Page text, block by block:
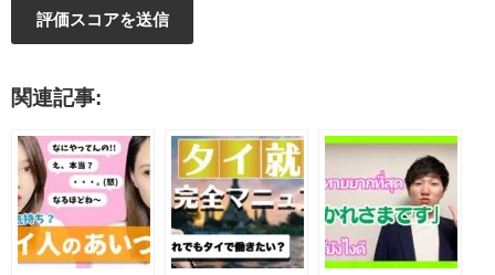
関連記事: